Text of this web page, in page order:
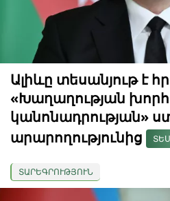
Ալիևը տեսանյութ է
«Խաղաղության
կանոնադրության»
արարողությունից
ՏԱՐԵԳՐՈՒԹՅՈՒՆ